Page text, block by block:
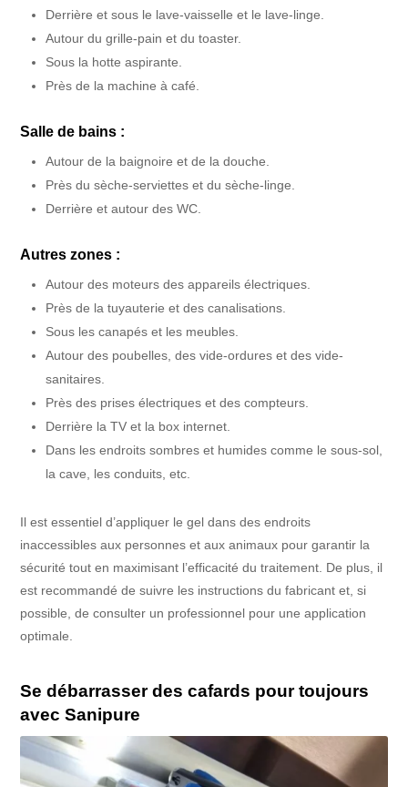
Derrière et sous le lave-vaisselle et le lave-linge.
Autour du grille-pain et du toaster.
Sous la hotte aspirante.
Près de la machine à café.
Salle de bains :
Autour de la baignoire et de la douche.
Près du sèche-serviettes et du sèche-linge.
Derrière et autour des WC.
Autres zones :
Autour des moteurs des appareils électriques.
Près de la tuyauterie et des canalisations.
Sous les canapés et les meubles.
Autour des poubelles, des vide-ordures et des vide-
sanitaires.
Près des prises électriques et des compteurs.
Derrière la TV et la box internet.
Dans les endroits sombres et humides comme le sous-sol,
la cave, les conduits, etc.
Il est essentiel d’appliquer le gel dans des endroits
inaccessibles aux personnes et aux animaux pour garantir la
sécurité tout en maximisant l’efficacité du traitement. De plus, il
est recommandé de suivre les instructions du fabricant et, si
possible, de consulter un professionnel pour une application
optimale.
Se débarrasser des cafards pour toujours
avec Sanipure